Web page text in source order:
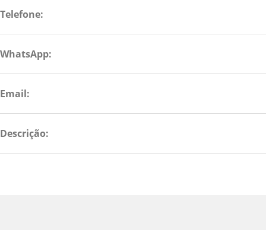
Telefone:
WhatsApp:
Email:
Descrição: